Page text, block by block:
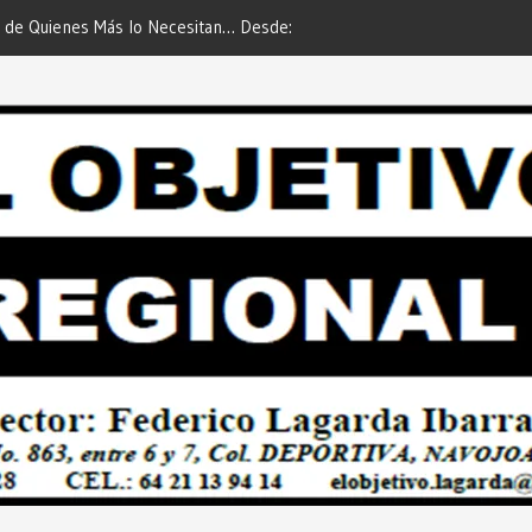
de Quienes Más lo Necesitan… Desde:
Regional”.
AUTOMÓVIL DODGE
Regional”.